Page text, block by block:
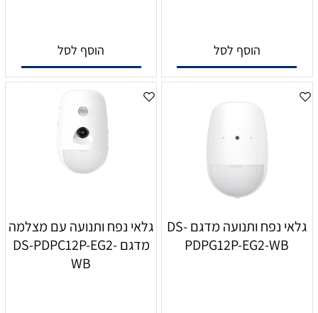
הוסף לסל הוסף לסל
גלאי נפח ותנועה מדגם DS-
PDPG12P-EG2-WB
גלאי נפח ותנועה עם מצלמה
מדגם DS-PDPC12P-EG2-
WB